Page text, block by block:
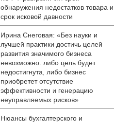
обнаружения недостатков товара и
срок исковой давности
Ирина Снеговая: «Без науки и
лучшей практики достичь целей
развития значимого бизнеса
невозможно: либо цель будет
недостигнута, либо бизнес
приобретет отсутствие
эффективности и генерацию
неуправляемых рисков»
Нюансы бухгалтерского и